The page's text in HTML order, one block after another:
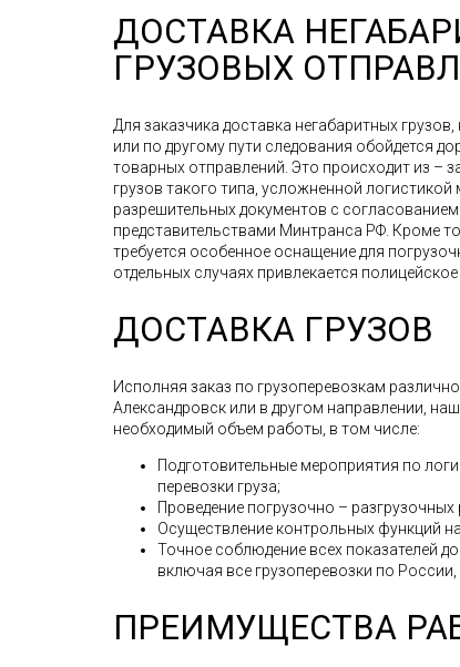
ДОСТАВКА
ГРУЗОВЫХ
Для заказчика доставка негабаритных
или по другому пути следования обойдется
товарных отправлений. Это происходит из –
грузов такого типа, усложненной
разрешительных документов с
представительствами Минтранса РФ. Кроме
требуется особенное оснащение для
отдельных случаях привлекается
ДОСТАВКА ГРУЗОВ
Исполняя заказ по грузоперевозкам
Александровск или в другом направлении,
необходимый объем работы, в том числе:
Подготовительные мероприятия по
перевозки груза;
Проведение погрузочно – разгрузочных
Осуществление контрольных функций
Точное соблюдение всех показателей
включая все грузоперевозки по России,
ПРЕИМУЩЕСТВА